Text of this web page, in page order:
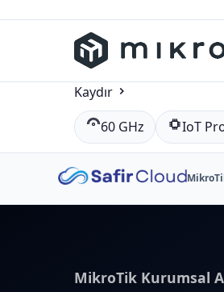
MikroTik
Kaydır
60 GHz
IoT
MikroTik Kurumsal